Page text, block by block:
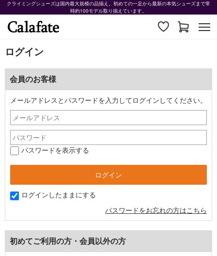
クライミングシューズは国内最大規模の品揃え。初めての一足から最新の本気シューズまで常
時約100モデル取り揃えています。
ログイン
会員のお客様
メールアドレスとパスワードを入力してログインしてください。
パスワードを表示する
ログインしたままにする
パスワードをお忘れの方はこちら
初めてご利用の方・会員以外の方